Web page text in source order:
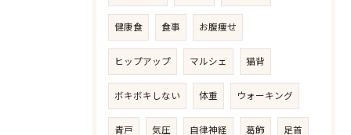
健康食 食事 お腹痩せ
ヒップアップ マルシェ 猫背
ボキボキしない 体重 ウォーキング
青戸 気圧 自律神経 葛飾 足首